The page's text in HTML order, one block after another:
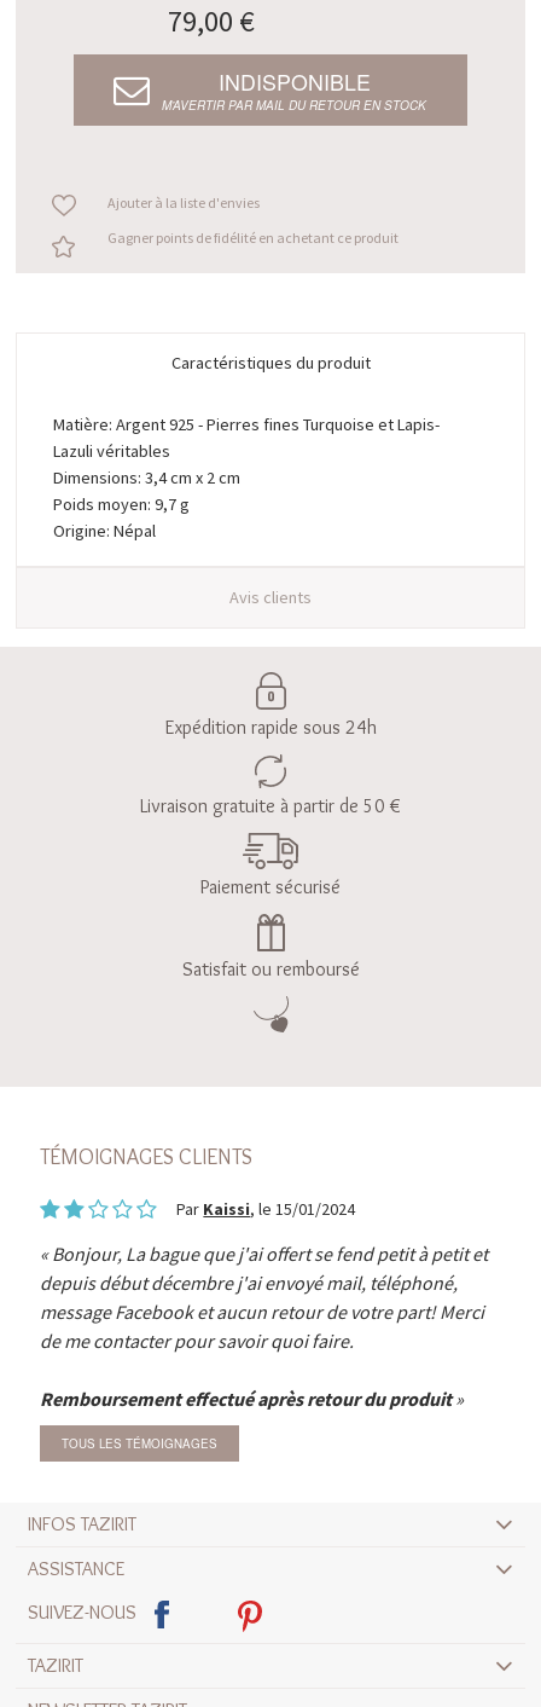
79,00 €
INDISPONIBLE
M’AVERTIR PAR MAIL DU RETOUR EN STOCK
Ajouter à la liste d'envies
Gagner points de fidélité en achetant ce produit
Caractéristiques du produit
Matière: Argent 925 - Pierres fines Turquoise et Lapis-
Lazuli véritables
Dimensions: 3,4 cm x 2 cm
Poids moyen: 9,7 g
Origine: Népal
Avis clients
Expédition rapide sous 24h
Livraison gratuite à partir de 50 €
Paiement sécurisé
Satisfait ou remboursé
TÉMOIGNAGES CLIENTS
Par Kaissi, le 15/01/2024
Bonjour, La bague que j'ai offert se fend petit à petit et
depuis début décembre j'ai envoyé mail, téléphoné,
message Facebook et aucun retour de votre part! Merci
de me contacter pour savoir quoi faire.
Remboursement effectué après retour du produit
TOUS LES TÉMOIGNAGES
INFOS TAZIRIT
ASSISTANCE
SUIVEZ-NOUS
TAZIRIT